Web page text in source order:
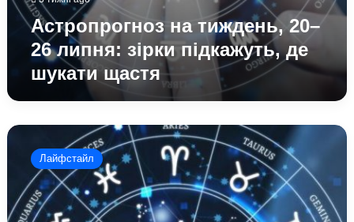
Астропрогноз на тиждень, 20–
26 липня: зірки підкажуть, де
шукати щастя
Астропрогноз
знаків
зодіаку
на
Лайфстайл